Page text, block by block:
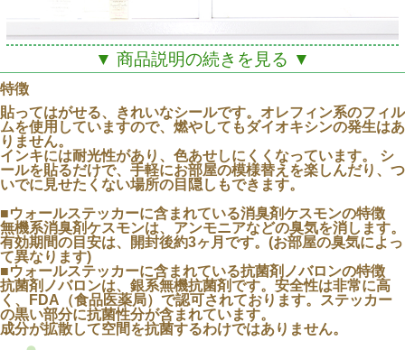
池端禎三(STUDIO Tei)の美しい
▼ 商品説明の続きを見る ▼
特徴
貼ってはがせる、きれいなシールです。オレフィン系のフィル
ムを使用していますので、燃やしてもダイオキシンの発生はあ
りません。
インキには耐光性があり、色あせしにくくなっています。 シ
ールを貼るだけで、手軽にお部屋の模様替えを楽しんだり、つ
いでに見せたくない場所の目隠しもできます。
■ウォールステッカーに含まれている消臭剤ケスモンの特徴
無機系消臭剤ケスモンは、アンモニアなどの臭気を消します。
有効期間の目安は、開封後約3ヶ月です。(お部屋の臭気によっ
て異なります)
■ウォールステッカーに含まれている抗菌剤ノバロンの特徴
抗菌剤ノバロンは、銀系無機抗菌剤です。安全性は非常に高
く、FDA（食品医薬局）で認可されております。ステッカー
の黒い部分に抗菌性分が含まれています。
成分が拡散して空間を抗菌するわけではありません。